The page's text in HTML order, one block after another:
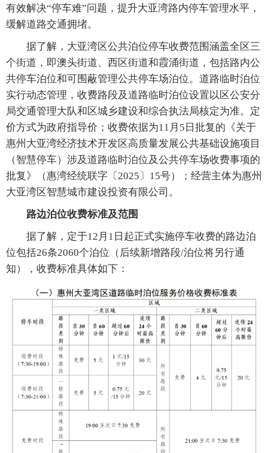
有效解决“停车难”问题，提升大亚湾路内停车管理水平，
缓解道路交通拥堵。
据了解，大亚湾区公共泊位停车收费范围涵盖全区三
个街道，即澳头街道、西区街道和霞涌街道，包括路内公
共停车泊位和可围蔽管理公共停车场泊位。道路临时泊位
实行动态管理，收费路段及道路临时泊位设置以区公安分
局交通管理大队和区城乡建设和综合执法局核定为准。定
价方式为政府指导价；收费依据为11月5日批复的《关于
惠州大亚湾经济技术开发区高质量发展公共基础设施项目
（智慧停车）涉及道路临时泊位及公共停车场收费事项的
批复》（惠湾经统联字〔2025〕15号）；经营主体为惠州
大亚湾区智慧城市建设投资有限公司。
路边泊位收费标准及范围
据了解，定于12月1日起正式实施停车收费的路边泊
位包括26条2060个泊位（后续新增路段/泊位将另行通
知），收费标准具体如下：